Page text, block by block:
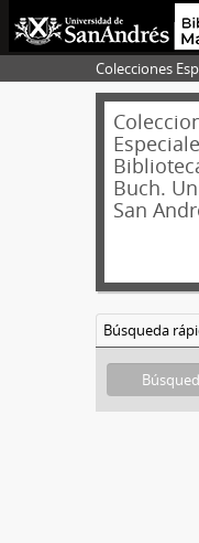
Colecciones
Buch.
San
Búsqueda